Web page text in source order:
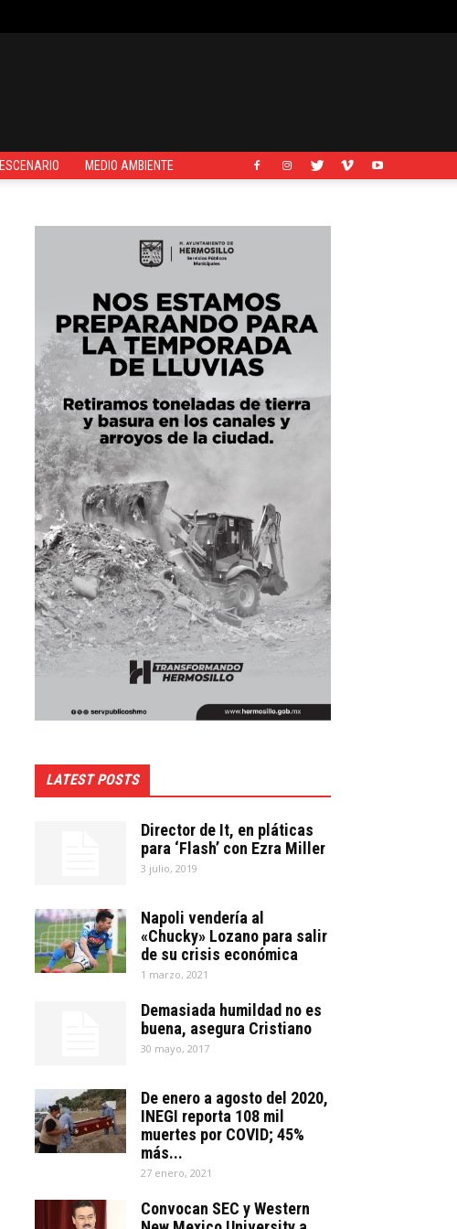
ESCENARIO MEDIO AMBIENTE
LATEST POSTS
Director de It, en pláticas
para ‘Flash’ con Ezra Miller
3 julio, 2019
Napoli vendería al
«Chucky» Lozano para salir
de su crisis económica
1 marzo, 2021
Demasiada humildad no es
buena, asegura Cristiano
30 mayo, 2017
De enero a agosto del 2020,
INEGI reporta 108 mil
muertes por COVID; 45%
más...
27 enero, 2021
Convocan SEC y Western